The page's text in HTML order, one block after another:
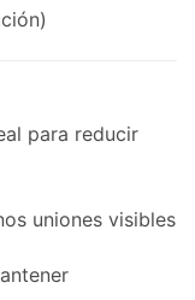
para reducir
uniones visibles